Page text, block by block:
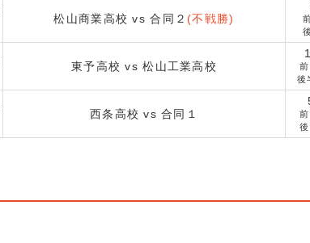
松山商業高校 vs 合同２ (不戦勝)
東予高校 vs 松山工業高校
後
西条高校 vs 合同１